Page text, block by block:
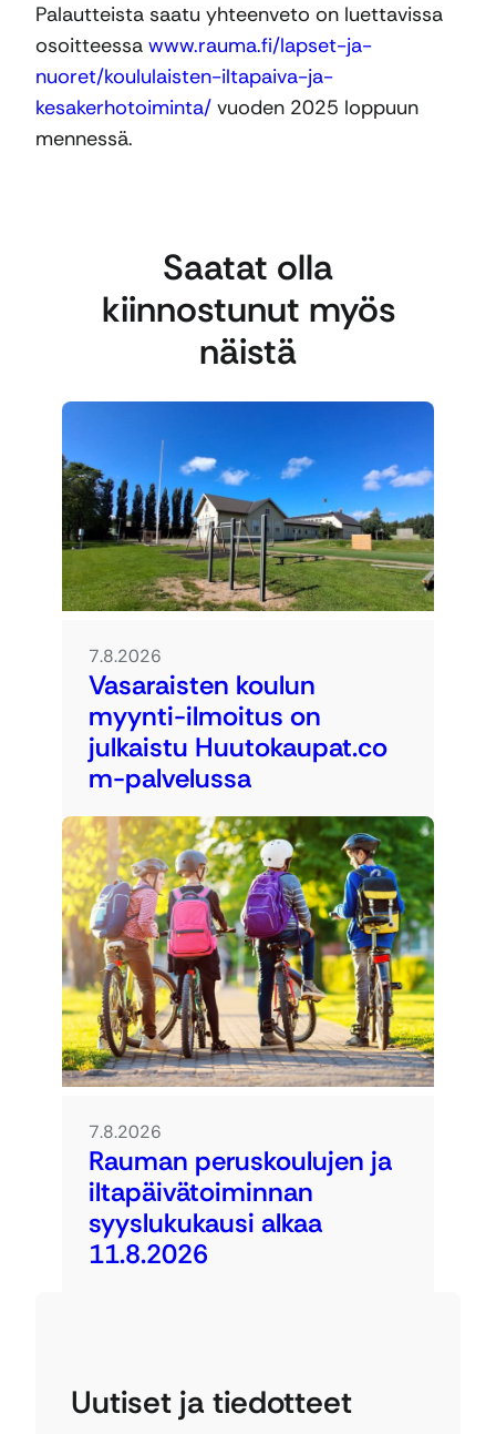
Palautteista saatu yhteenveto on luettavissa
osoitteessa www.rauma.fi/lapset-ja-
nuoret/koululaisten-iltapaiva-ja-
kesakerhotoiminta/ vuoden 2025 loppuun
mennessä.
Saatat olla
kiinnostunut myös
näistä
7.8.2026
Vasaraisten koulun
myynti-ilmoitus on
julkaistu Huutokaupat.co
m-palvelussa
7.8.2026
Rauman peruskoulujen ja
iltapäivätoiminnan
syyslukukausi alkaa
11.8.2026
Uutiset ja tiedotteet